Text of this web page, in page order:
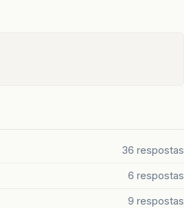
36 respostas
6 respostas
9 respostas